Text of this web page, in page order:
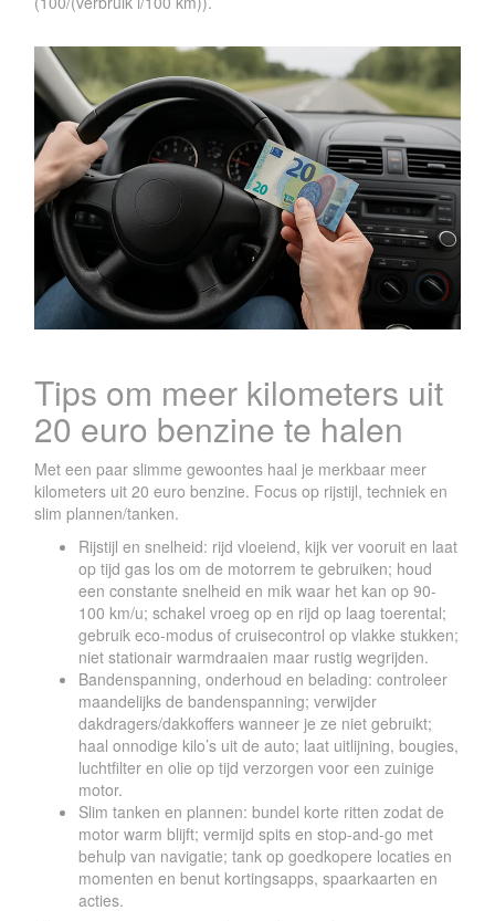
Tips om meer kilometers uit
20 euro benzine te halen
Met een paar slimme gewoontes haal je merkbaar meer
kilometers uit 20 euro benzine. Focus op rijstijl, techniek en
slim plannen/tanken.
Rijstijl en snelheid: rijd vloeiend, kijk ver vooruit en laat
op tijd gas los om de motorrem te gebruiken; houd
een constante snelheid en mik waar het kan op 90-
100 km/u; schakel vroeg op en rijd op laag toerental;
gebruik eco-modus of cruisecontrol op vlakke stukken;
niet stationair warmdraaien maar rustig wegrijden.
Bandenspanning, onderhoud en belading: controleer
maandelijks de bandenspanning; verwijder
dakdragers/dakkoffers wanneer je ze niet gebruikt;
haal onnodige kilo’s uit de auto; laat uitlijning, bougies,
luchtfilter en olie op tijd verzorgen voor een zuinige
motor.
Slim tanken en plannen: bundel korte ritten zodat de
motor warm blijft; vermijd spits en stop-and-go met
behulp van navigatie; tank op goedkopere locaties en
momenten en benut kortingsapps, spaarkaarten en
acties.